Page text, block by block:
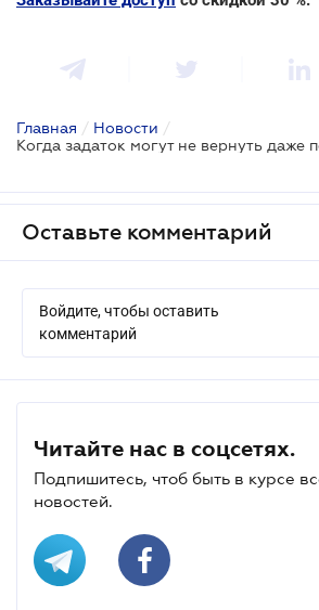
Главная / Новости /
Оставьте комментарий
Войдите, чтобы оставить
комментарий
Читайте нас в соцсетях.
Подпишитесь, чтоб быть в курсе
новостей.